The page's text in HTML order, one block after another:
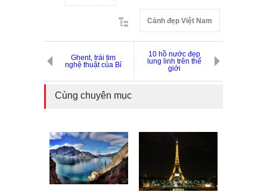
Cảnh đẹp Việt Nam
Ghent, trái tim
nghệ thuật của Bỉ
10 hồ nước đẹp
lung linh trên thế
giới
Cùng chuyên mục